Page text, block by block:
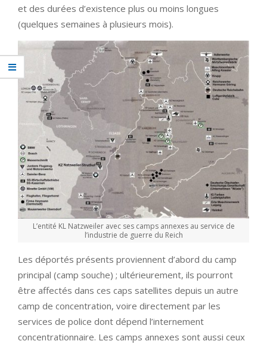
et des durées d’existence plus ou moins longues
(quelques semaines à plusieurs mois).
L’entité KL Natzweiler avec ses camps annexes au service de
l’industrie de guerre du Reich
Les déportés présents proviennent d’abord du camp
principal (camp souche) ; ultérieurement, ils pourront
être affectés dans ces caps satellites depuis un autre
camp de concentration, voire directement par les
services de police dont dépend l’internement
concentrationnaire. Les camps annexes sont aussi ceux